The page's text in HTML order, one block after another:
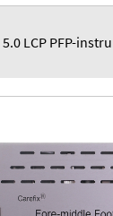
5.0 LCP PFP-